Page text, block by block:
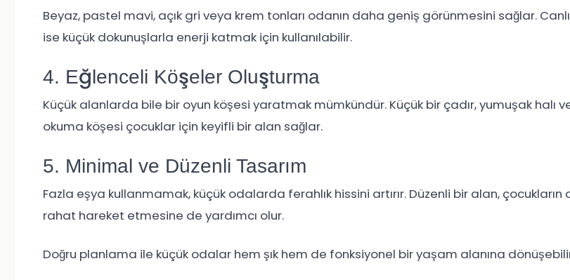
Beyaz, pastel mavi, açık gri veya krem tonları odanın daha geniş görünmesini sağlar.
ise küçük dokunuşlarla enerji katmak için kullanılabilir.
4. Eğlenceli Köşeler Oluşturma
Küçük alanlarda bile bir oyun köşesi yaratmak mümkündür. Küçük bir çadır, yumuşak halı
okuma köşesi çocuklar için keyifli bir alan sağlar.
5. Minimal ve Düzenli Tasarım
Fazla eşya kullanmamak, küçük odalarda ferahlık hissini artırır. Düzenli bir alan, çocukların
rahat hareket etmesine de yardımcı olur.
Doğru planlama ile küçük odalar hem şık hem de fonksiyonel bir yaşam alanına